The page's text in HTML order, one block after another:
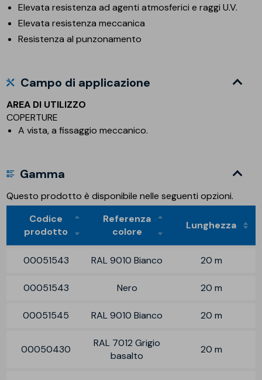
Elevata resistenza ad agenti atmosferici e raggi U.V.
Elevata resistenza meccanica
Resistenza al punzonamento
Campo di applicazione
AREA DI UTILIZZO
COPERTURE
A vista, a fissaggio meccanico.
Gamma
Questo prodotto è disponibile nelle seguenti opzioni.
Codice
prodotto
Referenza
colore
Lunghezza
00051543 RAL 9010 Bianco 20 m
00051543 Nero 20 m
00051545 RAL 9010 Bianco 20 m
00050430
RAL 7012 Grigio
basalto
20 m